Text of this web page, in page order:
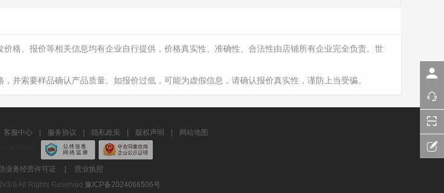
格、报价等相关信息均有企业自行提供，价格真实性、准确性、合法性由店铺所有企业完全负责。世
并索要样品确认产品质量。如报价过低，可能为虚假信息，请确认报价真实性，谨防上当受骗。
客服中心 服务协议 隐私政策 版权声明 网站地图
业务经营许可证
营业执照
All Rights Reserved 豫ICP备2024066506号